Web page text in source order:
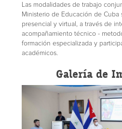
Las modalidades de trabajo
Ministerio de Educación de Cuba
presencial y virtual, a través de
acompañamiento técnico -
formación especializada y
académicos.
Galería de